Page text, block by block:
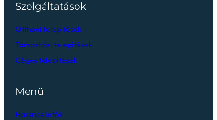
Szolgáltatások
Otthoni telepítések
Társasházi telepítések
Céges telepítések
Menü
Hasznos infók